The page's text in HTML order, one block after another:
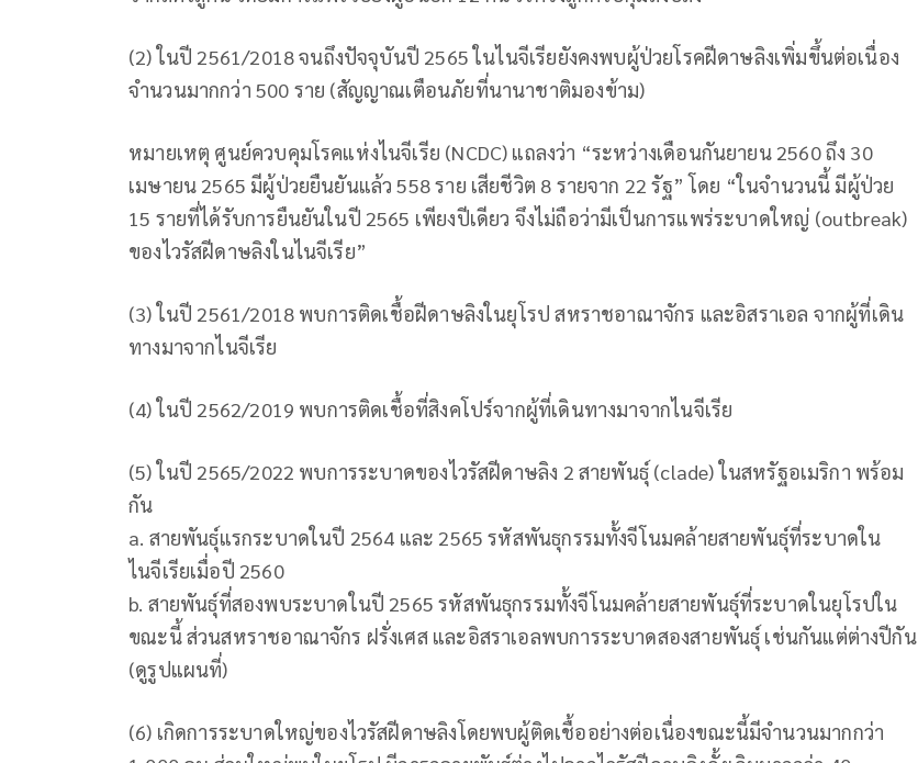
(2) ในปี 2561/2018 จนถึงปัจจุบันปี 2565 ในไนจีเรียยังคงพบผู้ป่วยโรคฝีดาษลิงเพิ่มขึ้นต่อเนื่อง
จำนวนมากกว่า 500 ราย (สัญญาณเตือนภัยที่นานาชาติมองข้าม)
หมายเหตุ ศูนย์ควบคุมโรคแห่งไนจีเรีย (NCDC) แถลงว่า “ระหว่างเดือนกันยายน 2560 ถึง 30
เมษายน 2565 มีผู้ป่วยยืนยันแล้ว 558 ราย เสียชีวิต 8 รายจาก 22 รัฐ” โดย “ในจำนวนนี้ มีผู้ป่วย
15 รายที่ได้รับการยืนยันในปี 2565 เพียงปีเดียว จึงไม่ถือว่ามีเป็นการแพร่ระบาดใหญ่ (outbreak)
ของไวรัสฝีดาษลิงในไนจีเรีย”
(3) ในปี 2561/2018 พบการติดเชื้อฝีดาษลิงในยุโรป สหราชอาณาจักร และอิสราเอล จากผู้ที่เดิน
ทางมาจากไนจีเรีย
(4) ในปี 2562/2019 พบการติดเชื้อที่สิงคโปร์จากผู้ที่เดินทางมาจากไนจีเรีย
(5) ในปี 2565/2022 พบการระบาดของไวรัสฝีดาษลิง 2 สายพันธุ์ (clade) ในสหรัฐอเมริกา พร้อม
กัน
a. สายพันธุ์แรกระบาดในปี 2564 และ 2565 รหัสพันธุกรรมทั้งจีโนมคล้ายสายพันธุ์ที่ระบาดใน
ไนจีเรียเมื่อปี 2560
b. สายพันธุ์ที่สองพบระบาดในปี 2565 รหัสพันธุกรรมทั้งจีโนมคล้ายสายพันธุ์ที่ระบาดในยุโรปใน
ขณะนี้ ส่วนสหราชอาณาจักร ฝรั่งเศส และอิสราเอลพบการระบาดสองสายพันธุ์ เช่นกันแต่ต่างปีกัน
(ดูรูปแผนที่)
(6) เกิดการระบาดใหญ่ของไวรัสฝีดาษลิงโดยพบผู้ติดเชื้ออย่างต่อเนื่องขณะนี้มีจำนวนมากกว่า